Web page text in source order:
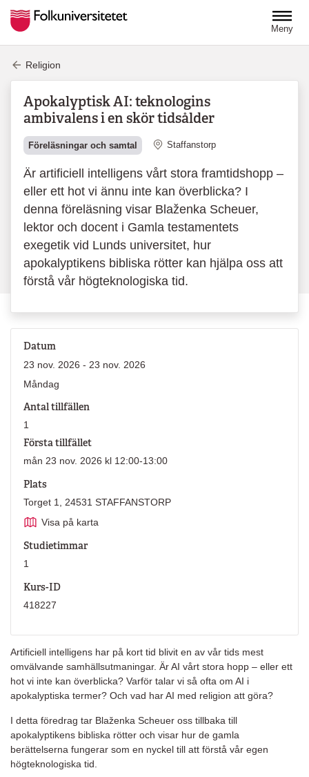
Meny
Religion
Apokalyptisk AI: teknologins
ambivalens i en skör tidsålder
Föreläsningar och samtal Plats
Staffanstorp
Är artificiell intelligens vårt stora framtidshopp –
eller ett hot vi ännu inte kan överblicka? I
denna föreläsning visar Blaženka Scheuer,
lektor och docent i Gamla testamentets
exegetik vid Lunds universitet, hur
apokalyptikens bibliska rötter kan hjälpa oss att
förstå vår högteknologiska tid.
Artificiell intelligens har på kort tid blivit en av vår tids mest
omvälvande samhällsutmaningar. Är AI vårt stora hopp – eller ett
hot vi inte kan överblicka? Varför talar vi så ofta om AI i
apokalyptiska termer? Och vad har AI med religion att göra?
I detta föredrag tar Blaženka Scheuer oss tillbaka till
apokalyptikens bibliska rötter och visar hur de gamla
berättelserna fungerar som en nyckel till att förstå vår egen
högteknologiska tid.
Datum
23 nov. 2026 - 23 nov. 2026
Måndag
Antal tillfällen
1
Första tillfället
mån 23 nov. 2026 kl 12:00-13:00
Plats
Torget 1, 24531 STAFFANSTORP
Visa på karta
Studietimmar
1
Kurs-ID
418227